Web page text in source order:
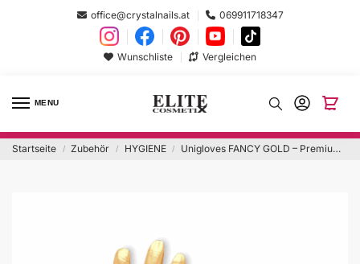
office@crystalnails.at 069911718347
Wunschliste Vergleichen
MENU
Startseite / Zubehör / HYGIENE / Unigloves FANCY GOLD – Premium Nitrilhandschuhe 100Stk. ‚M‘